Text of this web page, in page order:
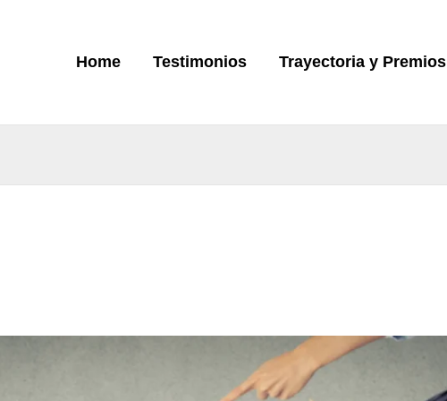
Home Testimonios Trayectoria y Premios